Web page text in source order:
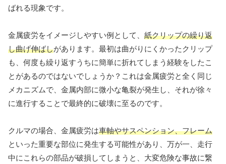
ばれる現象です。
金属疲労をイメージしやすい例として、 紙クリップの繰り返
し曲げ伸ばしがあります。最初は曲がりにくかったクリップ
も、何度も繰り返すうちに簡単に折れてしまう経験をしたこ
とがあるのではないでしょうか？これは金属疲労と全く同じ
メカニズムで、金属内部に微小な亀裂が発生し、それが徐々
に進行することで最終的に破壊に至るのです。
クルマの場合、金属疲労は車軸やサスペンション、フレーム
といった重要な部位に発生する可能性があり、万が一、走行
中にこれらの部品が破損してしまうと、大変危険な事故に繋